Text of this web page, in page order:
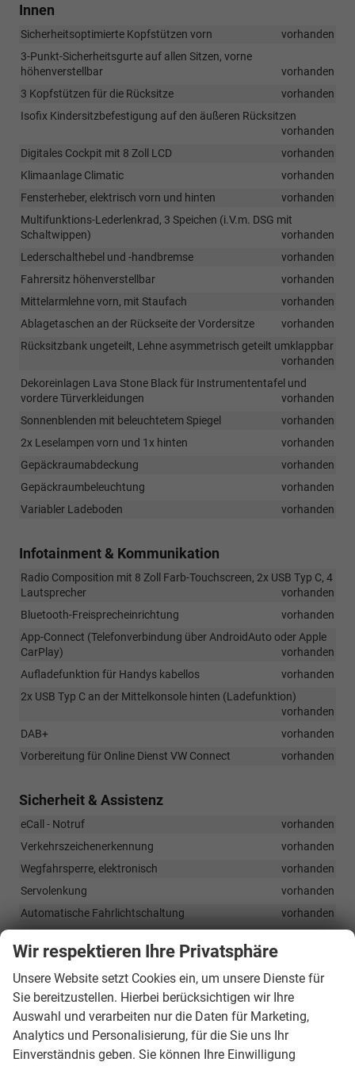
Innen
Sicherheitsoptimierte Kopfstützen vorn
vorhanden
3-Punkt-Sicherheitsgurte auf allen Sitzen, vorne
höhenverstellbar
vorhanden
3 Kopfstützen für die Rücksitze
vorhanden
Isofix Kindersitzbefestigung auf den äußeren Rücksitzen
vorhanden
Digitales Cockpit mit 8 Zoll LCD
vorhanden
Klimaanlage Climatic
vorhanden
Fensterheber, elektrisch vorn und hinten
vorhanden
Multifunktions-Lederlenkrad, 3 Speichen (i.V.m. DSG mit
Schaltwippen)
vorhanden
Lederschalthebel und -handbremse
vorhanden
Fahrersitz höhenverstellbar
vorhanden
Mittelarmlehne vorn, mit Staufach
vorhanden
Ablagetaschen an der Rückseite der Vordersitze
vorhanden
Rücksitzbank ungeteilt, Lehne asymmetrisch geteilt umklappbar
vorhanden
Dekoreinlagen Lava Stone Black für Instrumententafel und
vordere Türverkleidungen
vorhanden
Sonnenblenden mit beleuchtetem Spiegel
vorhanden
2x Leselampen vorn und 1x hinten
vorhanden
Gepäckraumabdeckung
vorhanden
Gepäckraumbeleuchtung
vorhanden
Variabler Ladeboden
vorhanden
Infotainment & Kommunikation
Radio Composition mit 8 Zoll Farb-Touchscreen, 2x USB Typ C, 4
Lautsprecher
vorhanden
Bluetooth-Freisprecheinrichtung
vorhanden
App-Connect (Telefonverbindung über AndroidAuto oder Apple
CarPlay)
vorhanden
Aufladefunktion für Handys kabellos
vorhanden
2x USB Typ C an der Mittelkonsole hinten (Ladefunktion)
vorhanden
DAB+
vorhanden
Vorbereitung für Online Dienst VW Connect
vorhanden
Sicherheit & Assistenz
eCall - Notruf
vorhanden
Verkehrszeichenerkennung
vorhanden
Wegfahrsperre, elektronisch
vorhanden
Servolenkung
vorhanden
Automatische Fahrlichtschaltung
vorhanden
Parksensoren hinten
Zentralverriegelung mit Fernbedienung, 2 Klappschlüssel
vorhanden
Airbagsystem: Fahrer- und Beifahrerairbag, Beifahrerairbg
deaktivierbar, Seitenairbag, Center-Airbag, Kopfairbag vorn und
hinten
Wir respektieren Ihre Privatsphäre
Unsere Website setzt Cookies ein, um unsere Dienste für
Sie bereitzustellen. Hierbei berücksichtigen wir Ihre
Auswahl und verarbeiten nur die Daten für Marketing,
Analytics und Personalisierung, für die Sie uns Ihr
Einverständnis geben. Sie können Ihre Einwilligung